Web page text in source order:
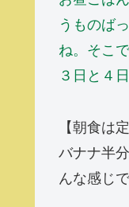
うものば
ね。そこ
３日と４
【朝食は
バナナ半
んな感じ